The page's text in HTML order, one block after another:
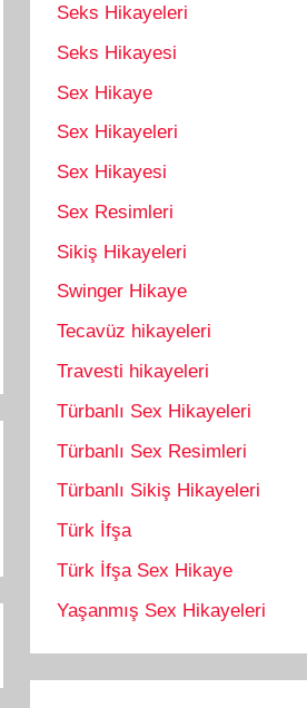
Seks Hikayeleri
Seks Hikayesi
Sex Hikaye
Sex Hikayeleri
Sex Hikayesi
Sex Resimleri
Sikiş Hikayeleri
Swinger Hikaye
Tecavüz hikayeleri
Travesti hikayeleri
Türbanlı Sex Hikayeleri
Türbanlı Sex Resimleri
Türbanlı Sikiş Hikayeleri
Türk İfşa
Türk İfşa Sex Hikaye
Yaşanmış Sex Hikayeleri